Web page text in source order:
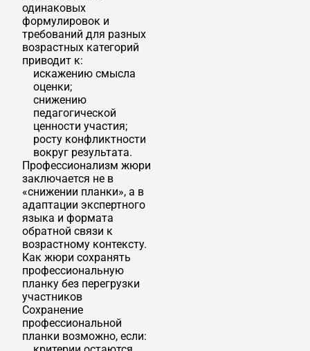
одинаковых
формулировок и
требований для разных
возрастных категорий
приводит к:
искажению смысла
оценки;
снижению
педагогической
ценности участия;
росту конфликтности
вокруг результата.
Профессионализм жюри
заключается не в
«снижении планки», а в
адаптации экспертного
языка и формата
обратной связи к
возрастному контексту.
Как жюри сохранять
профессиональную
планку без перегрузки
участников
Сохранение
профессиональной
планки возможно, если: